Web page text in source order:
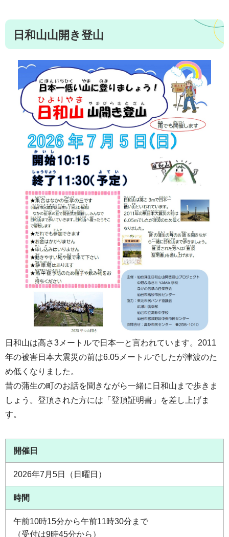
日和山山開き登山
日和山は高さ3メートルで日本一と言われています。2011
年の被害日本大震災の前は6.05メートルでしたが津波のた
め低くなりました。
昔の蒲生の町のお話を聞きながら一緒に日和山まで歩きま
しょう。登頂された方には「登頂証明書」を差し上げま
す。
開催日
2026年7月5日（日曜日）
時間
午前10時15分から午前11時30分まで
（受付は9時45分から）